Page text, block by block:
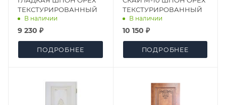
ТЕКСТУРИРОВАННЫЙ
В наличии
9 230 ₽
ПОДРОБНЕЕ
ТЕКСТУРИРОВАННЫЙ
В наличии
10 150 ₽
ПОДРОБНЕЕ